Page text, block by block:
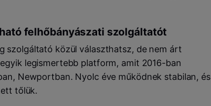
felhőbányászati szolgáltatót
szolgáltató közül választhatsz, de nem árt
legismertebb platform, amit 2016-ban
Newportban. Nyolc éve működnek stabilan, és
tőlük.